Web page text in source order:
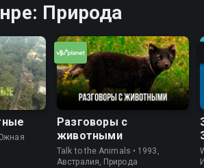
Природа
Разговоры с
животными
Talk to the Animals • 1993,
Австралия, Природа